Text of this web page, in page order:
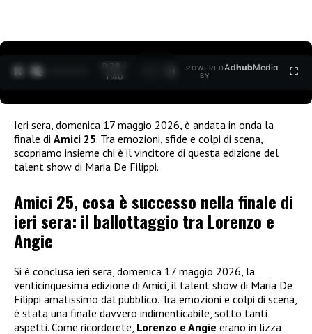
0:29 /
1:40
POWERED
BY
AdhubMedia
Ieri sera, domenica 17 maggio 2026, è andata in onda la
finale di Amici 25. Tra emozioni, sfide e colpi di scena,
scopriamo insieme chi è il vincitore di questa edizione del
talent show di Maria De Filippi.
Amici 25, cosa è successo nella finale di
ieri sera: il ballottaggio tra Lorenzo e
Angie
Si è conclusa ieri sera, domenica 17 maggio 2026, la
venticinquesima edizione di Amici, il talent show di Maria De
Filippi amatissimo dal pubblico. Tra emozioni e colpi di scena,
è stata una finale davvero indimenticabile, sotto tanti
aspetti. Come ricorderete, Lorenzo e Angie erano in lizza